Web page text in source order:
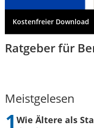
Kostenfreier Download
Ratgeber für
Meistgelesen
Wie Ältere als